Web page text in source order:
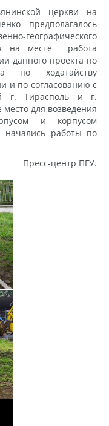
церкви на
предполагалось
географического
на месте работа
данного проекта по
по ходатайству
и по согласованию с
г. Тирасполь и г.
для возведения
и корпусом
начались работы по
Пресс-центр ПГУ.